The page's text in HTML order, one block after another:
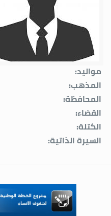
مواليد:
المذهب:
المحافظة:
القضاء:
الكتلة:
السيرة الذاتية: